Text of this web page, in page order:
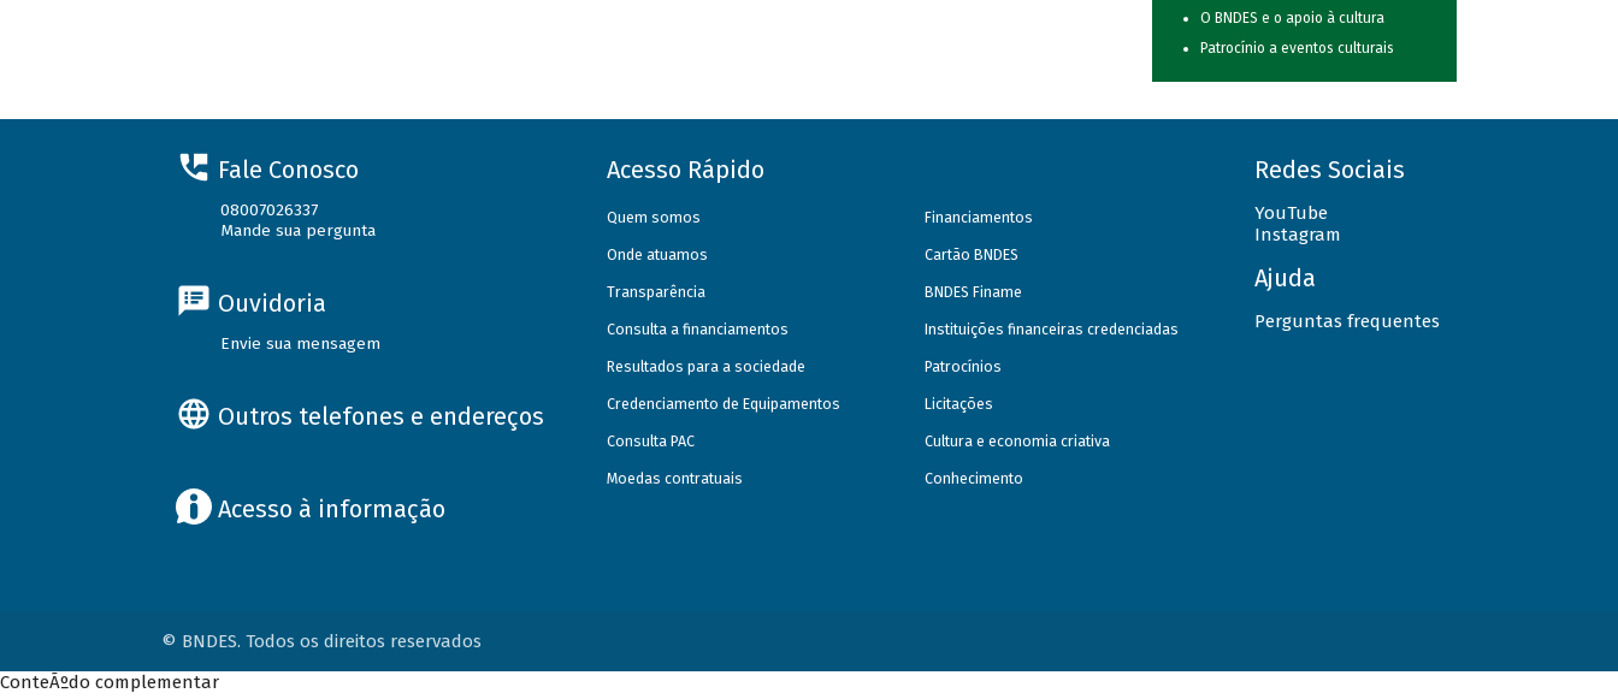
O BNDES e o apoio à cultura
Patrocínio a eventos culturais
Fale Conosco
08007026337
Mande sua pergunta
Ouvidoria
Envie sua mensagem
Outros telefones e endereços
Acesso à informação
Acesso Rápido
Quem somos
Onde atuamos
Transparência
Consulta a financiamentos
Resultados para a sociedade
Credenciamento de Equipamentos
Consulta PAC
Moedas contratuais
Financiamentos
Cartão BNDES
BNDES Finame
Instituições financeiras credenciadas
Patrocínios
Licitações
Cultura e economia criativa
Conhecimento
Redes Sociais
YouTube
Instagram
Ajuda
Perguntas frequentes
© BNDES. Todos os direitos reservados
ConteÃºdo complementar